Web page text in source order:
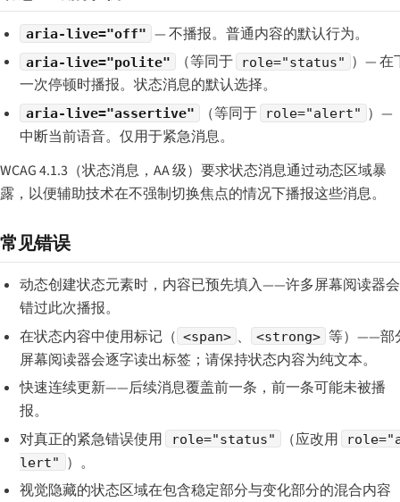
aria-live="off" — 不播报。普通内容的默认行为。
aria-live="polite" （等同于 role="status" ）— 在
一次停顿时播报。状态消息的默认选择。
aria-live="assertive" （等同于 role="alert" ）—
中断当前语音。仅用于紧急消息。
WCAG 4.1.3（状态消息，AA 级）要求状态消息通过动态区域暴
露，以便辅助技术在不强制切换焦点的情况下播报这些消息。
常见错误
动态创建状态元素时，内容已预先填入——许多屏幕阅读器会
错过此次播报。
在状态内容中使用标记（ <span> 、 <strong> 等）——部
屏幕阅读器会逐字读出标签；请保持状态内容为纯文本。
快速连续更新——后续消息覆盖前一条，前一条可能未被播
报。
对真正的紧急错误使用
role="status" （应改用
lert"
）。
视觉隐藏的状态区域在包含稳定部分与变化部分的混合内容